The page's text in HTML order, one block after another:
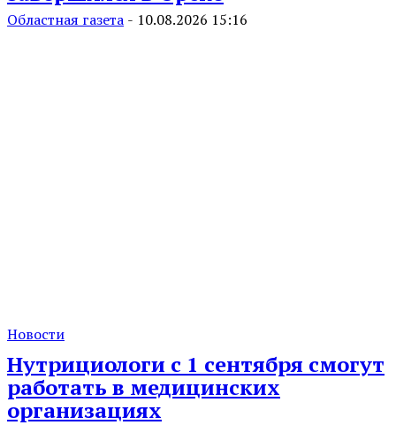
Областная газета - 10.08.2026 15:16
Новости
Нутрициологи с 1 сентября смогут
работать в медицинских
организациях